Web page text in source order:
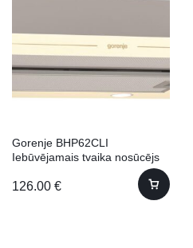
Gorenje BHP62CLI
Iebūvējamais tvaika nosūcējs
126.00 €